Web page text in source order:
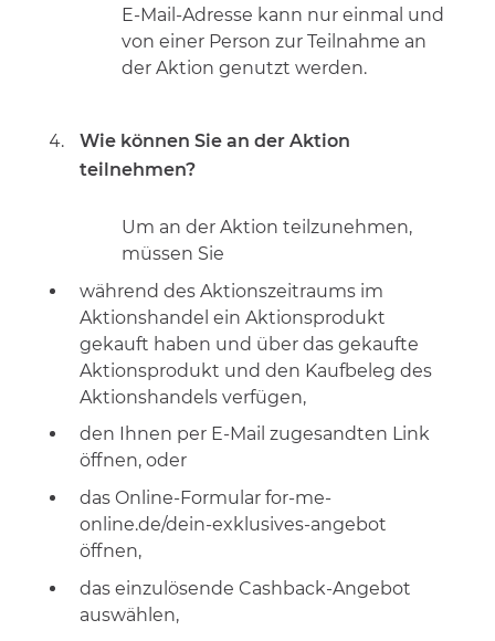
E-Mail-Adresse kann nur einmal und
von einer Person zur Teilnahme an
der Aktion genutzt werden.
Wie können Sie an der Aktion
teilnehmen?
Um an der Aktion teilzunehmen,
müssen Sie
während des Aktionszeitraums im
Aktionshandel ein Aktionsprodukt
gekauft haben und über das gekaufte
Aktionsprodukt und den Kaufbeleg des
Aktionshandels verfügen,
den Ihnen per E-Mail zugesandten Link
öffnen, oder
das Online-Formular for-me-
online.de/dein-exklusives-angebot
öffnen,
das einzulösende Cashback-Angebot
auswählen,